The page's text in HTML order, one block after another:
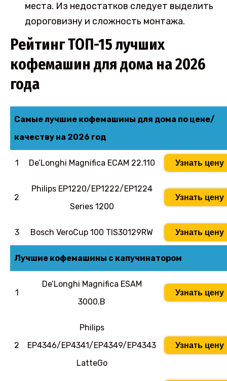
места. Из недостатков следует выделить
дороговизну и сложность монтажа.
Рейтинг ТОП-15 лучших
кофемашин для дома на 2026
года
Cамые лучшие кофемашины для дома по цене/
качеству на 2026 год
1 De’Longhi Magnifica ECAM 22.110 Узнать цену
2
Philips EP1220/EP1222/EP1224
Series 1200
Узнать цену
3 Bosch VeroCup 100 TIS30129RW Узнать цену
Лучшие кофемашины с капучинатором
1
De’Longhi Magnifica ESAM
3000.B
Узнать цену
2
Philips
EP4346/EP4341/EP4349/EP4343
LatteGo
Узнать цену